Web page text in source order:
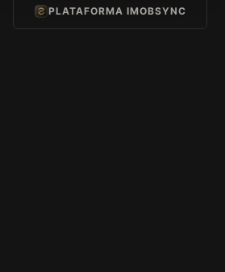
PLATAFORMA IMOBSYNC